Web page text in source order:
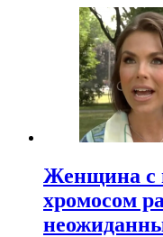
Женщина с
хромосом